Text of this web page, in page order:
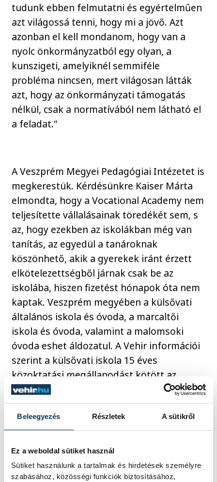
Beleegyezés Részletek A sütikről
Ez a weboldal sütiket használ
Sütiket használunk a tartalmak és hirdetések személyre
szabásához, közösségi funkciók biztosításához,
tudunk ebben felmutatni és egyértelműen
azt világossá tenni, hogy mi a jövő. Azt
azonban el kell mondanom, hogy van a
nyolc önkormányzatból egy olyan, a
kunszigeti, amelyiknél semmiféle
probléma nincsen, mert világosan látták
azt, hogy az önkormányzati támogatás
nélkül, csak a normatívából nem látható el
a feladat."
A Veszprém Megyei Pedagógiai Intézetet is
megkerestük. Kérdésünkre Kaiser Márta
elmondta, hogy a Vocational Academy nem
teljesítette vállalásainak töredékét sem, s
az, hogy ezekben az iskolákban még van
tanítás, az egyedül a tanároknak
köszönhető, akik a gyerekek iránt érzett
elkötelezettségből járnak csak be az
iskolába, hiszen fizetést hónapok óta nem
kaptak. Veszprém megyében a külsővati
általános iskola és óvoda, a marcaltői
iskola és óvoda, valamint a malomsoki
óvoda eshet áldozatul. A Vehir információi
szerint a külsővati iskola 15 éves
közoktatási megállapodást kötött az
alapítvánnyal. A külsővati intézménybe 66
iskolás és 21 óvodás gyermek jár. A
dolgozók április 4-én visszamenőlegesen
megkapták bérüket. Marcaltőn már
bonyolultabb a helyzet, itt 130 iskolás
tanul, 37 óvodás van, valamint további
200-an vesznek részt alapfokú művészeti